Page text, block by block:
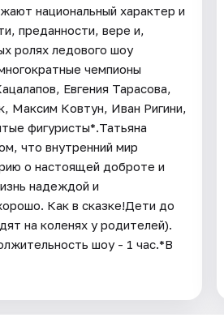
национальный характер и
преданности, вере и,
ролях ледового шоу
чемпионы
Евгения Тарасова,
Максим Ковтун, Иван Ригини,
фигуристы*.Татьяна
что внутренний мир
о настоящей доброте и
надеждой и
Как в сказке!Дети до
на коленях у родителей).
шоу - 1 час.*В